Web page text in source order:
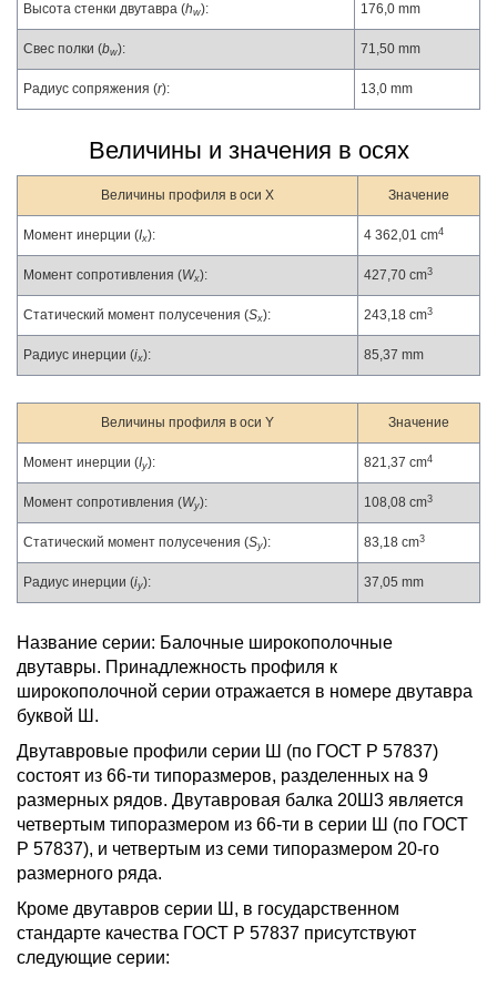
Высота стенки двутавра (hw): 176,0 mm
Свес полки (bw): 71,50 mm
Радиус сопряжения (r): 13,0 mm
Величины и значения в осях
Величины профиля в оси X Значение
Момент инерции (Ix): 4 362,01 cm4
Момент сопротивления (Wx): 427,70 cm3
Статический момент полусечения (Sx): 243,18 cm3
Радиус инерции (ix): 85,37 mm
Величины профиля в оси Y Значение
Момент инерции (Iy): 821,37 cm4
Момент сопротивления (Wy): 108,08 cm3
Статический момент полусечения (Sy): 83,18 cm3
Радиус инерции (iy): 37,05 mm
Название серии: Балочные широкополочные
двутавры. Принадлежность профиля к
широкополочной серии отражается в номере двутавра
буквой Ш.
Двутавровые профили серии Ш (по ГОСТ Р 57837)
состоят из 66-ти типоразмеров, разделенных на 9
размерных рядов. Двутавровая балка 20Ш3 является
четвертым типоразмером из 66-ти в серии Ш (по ГОСТ
Р 57837), и четвертым из семи типоразмером 20-го
размерного ряда.
Кроме двутавров серии Ш, в государственном
стандарте качества ГОСТ Р 57837 присутствуют
следующие серии: